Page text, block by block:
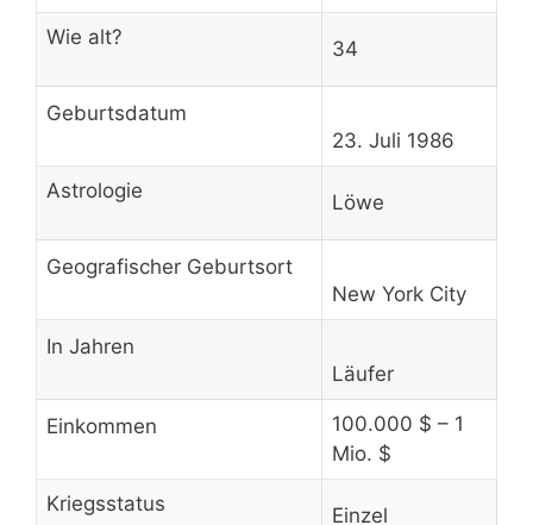
Wie alt? 34
Geburtsdatum
23. Juli 1986
Astrologie Löwe
Geografischer Geburtsort
New York City
In Jahren
Läufer
Einkommen
100.000 $ – 1
Mio. $
Kriegsstatus Einzel